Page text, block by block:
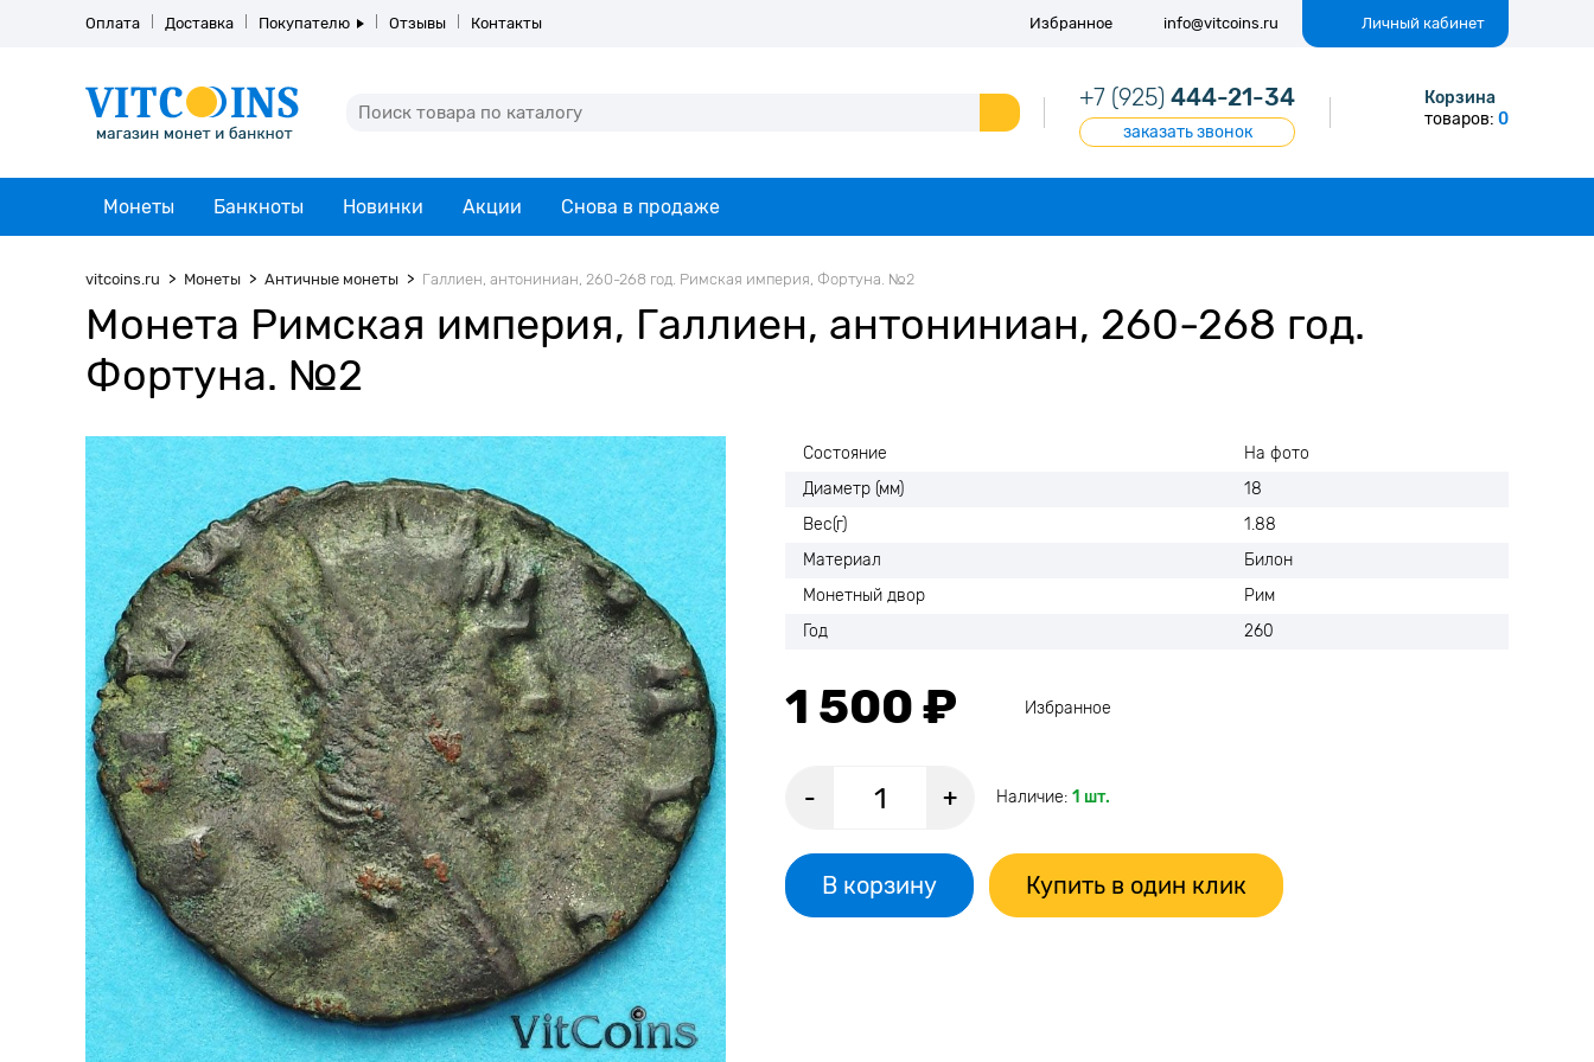
Личный кабинет
Оплата Доставка Покупателю Отзывы Контакты Избранное info@vitcoins.ru
+7 (925) 444-21-34
заказать звонок
Корзина
товаров: 0
Монеты Банкноты Новинки Акции Снова в продаже
vitcoins.ru Монеты Античные монеты Галлиен, антониниан, 260-268 год. Римская империя, Фортуна. №2
Монета Римская империя, Галлиен, антониниан, 260-268 год.
Фортуна. №2
Состояние
На фото
Диаметр (мм)
18
Вес(г)
1.88
Материал
Билон
Монетный двор
Рим
Год
260
1 500 ₽ Избранное
- + Наличие: 1 шт.
В корзину Купить в один клик